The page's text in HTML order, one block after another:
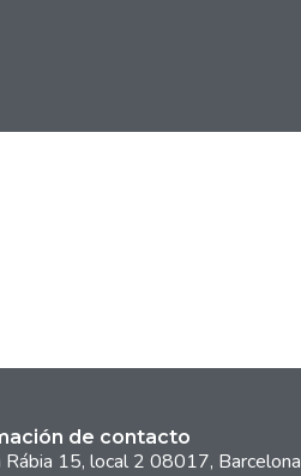
de contacto
Rábia 15, local 2 08017, Barcelona